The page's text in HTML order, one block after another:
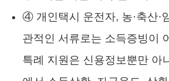
④ 개인택시 운전자, 농·축산·
관적인 서류로는 소득증빙이
특례 지원은 신용정보뿐만 아